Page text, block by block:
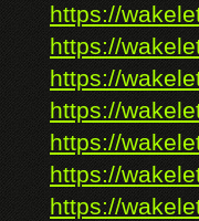
https://
https://
https://
https://
https://
https://
https://